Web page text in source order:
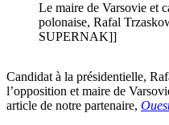
Le maire de Varsovie et
polonaise, Rafal
SUPERNAK]]
Candidat à la présidentielle,
l’opposition et maire de
article de notre partenaire,